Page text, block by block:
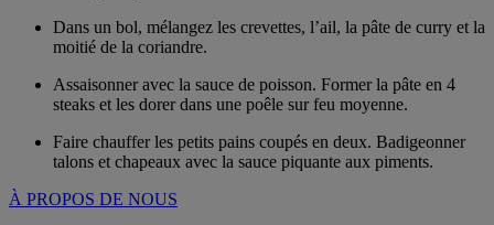
Dans un bol, mélan­gez les crevettes, l’ail, la pâte de curry et la
moitié de la coriandre.
Assaisonner avec la sauce de poisson. Former la pâte en 4
steaks et les dorer dans une poêle sur feu moyenne.
Faire chauffer les petits pains coupés en deux. Badigeonner
talons et chapeaux avec la sauce piquante aux piments.
À PROPOS DE NOUS